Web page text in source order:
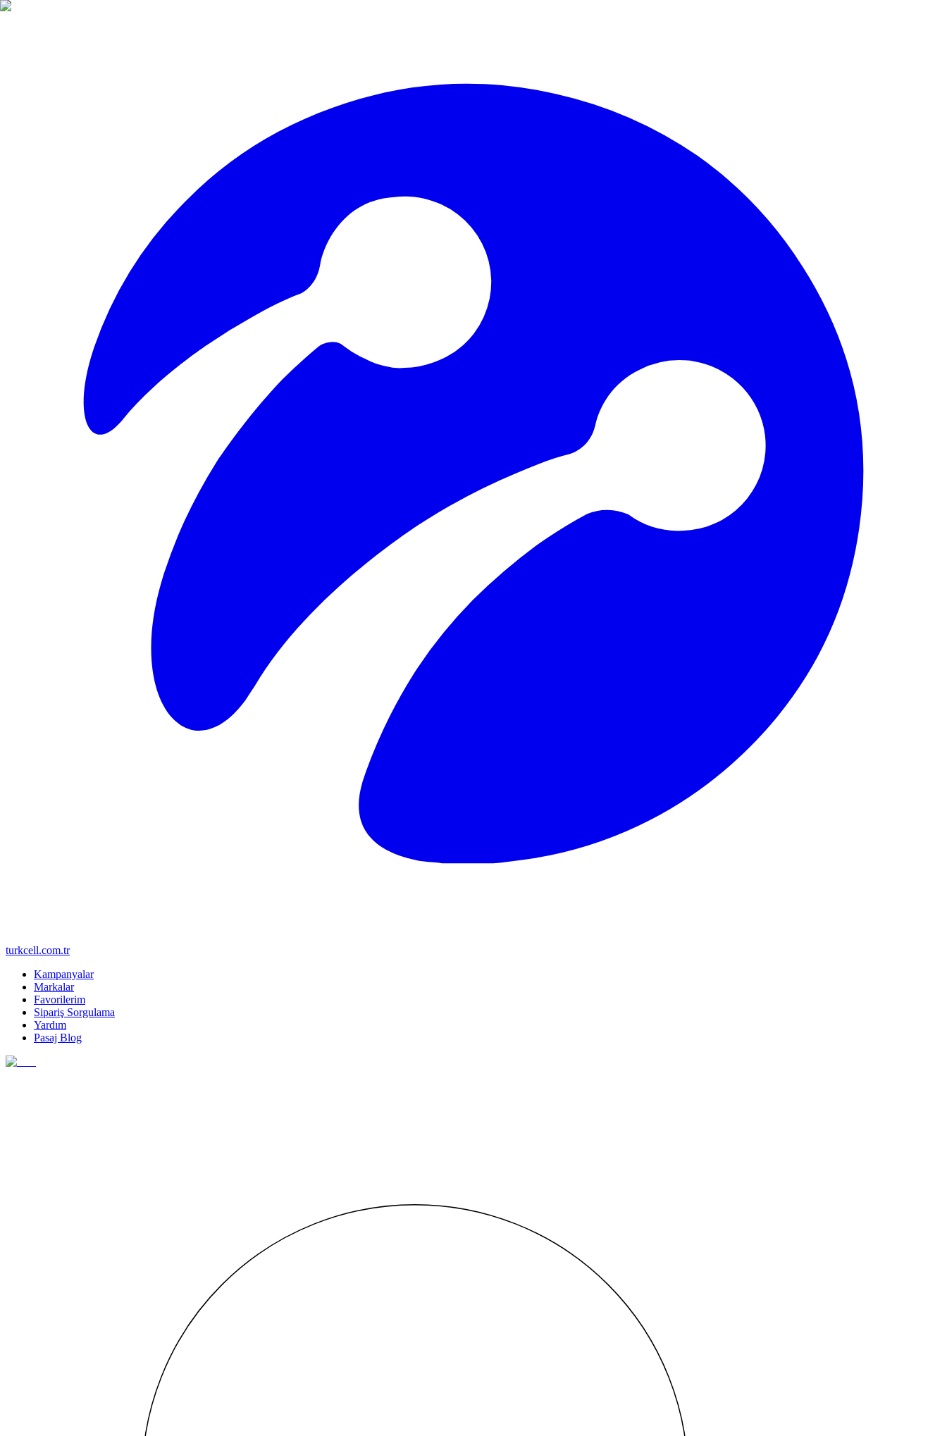
turkcell.com.tr
Kampanyalar
Markalar
Favorilerim
Sipariş Sorgulama
Yardım
Pasaj Blog